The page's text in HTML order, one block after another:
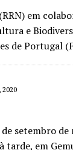
em
e
de Portugal
2020
de setembro
tarde, em